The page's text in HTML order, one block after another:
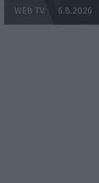
WEB TV 6.8.2026